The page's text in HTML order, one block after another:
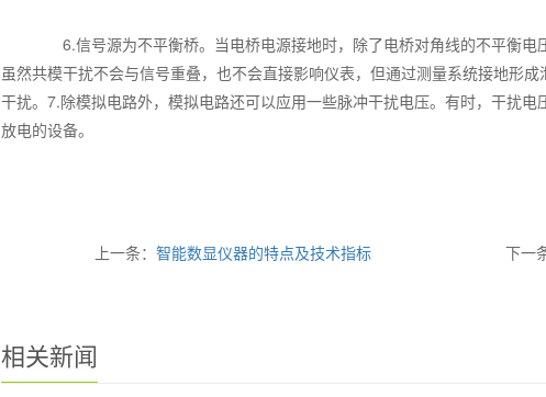
6.信号源为不平衡桥。当电桥电源接地时，除了电桥对角线的不平衡电
虽然共模干扰不会与信号重叠，也不会直接影响仪表，但通过测量系统接地形
干扰。7.除模拟电路外，模拟电路还可以应用一些脉冲干扰电压。有时，干扰
放电的设备。
上一条：智能数显仪器的特点及技术指标 下一
相关新闻